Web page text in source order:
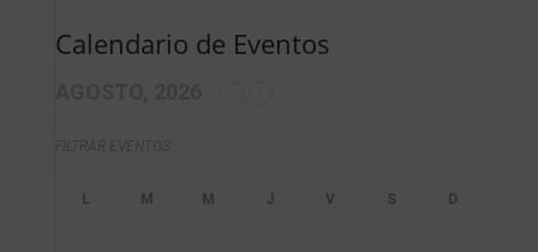
Calendario de Eventos